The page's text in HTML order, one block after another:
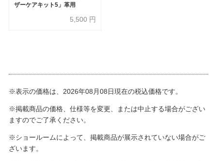
ザーケアキット5」革用
5,500 円
※表示の価格は、2026年08月08日現在の税込価格です。
※掲載商品の価格、仕様等を変更、または中止する場合がござい
ますのでご了承ください。
※ショールームによって、掲載商品が展示されていない場合がご
ざいます。